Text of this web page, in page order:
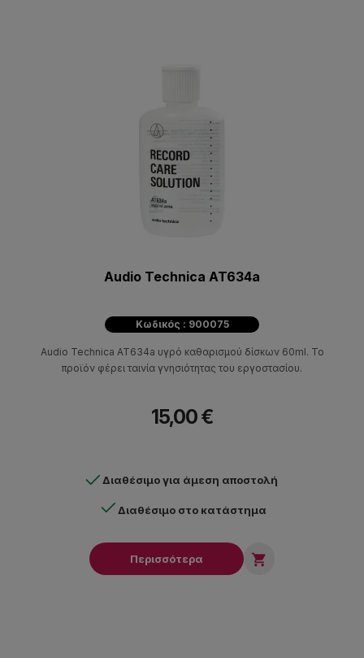
Audio Technica AT634a
Κωδικός : 900075
Audio Technica AT634a υγρό καθαρισμού δίσκων 60ml. Το
προϊόν φέρει ταινία γνησιότητας του εργοστασίου.
15,00 €
Διαθέσιμο για άμεση αποστολή
Διαθέσιμο στο κατάστημα
Περισσότερα 